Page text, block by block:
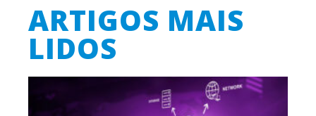
ARTIGOS MAIS
LIDOS